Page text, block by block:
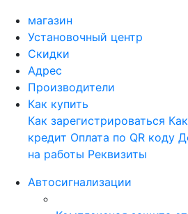
магазин
Установочный центр
Скидки
Адрес
Производители
Как купить
Как зарегистрироваться
кредит Оплата по QR коду
на работы Реквизиты
Автосигнализации